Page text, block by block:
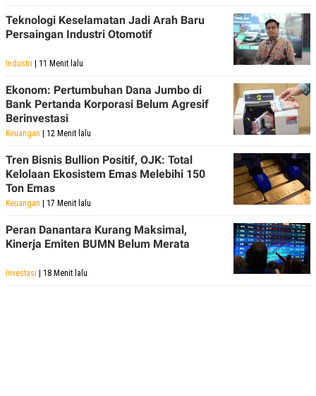
Teknologi Keselamatan Jadi Arah Baru
Persaingan Industri Otomotif
Industri | 11 Menit lalu
Ekonom: Pertumbuhan Dana Jumbo di
Bank Pertanda Korporasi Belum Agresif
Berinvestasi
Keuangan | 12 Menit lalu
Tren Bisnis Bullion Positif, OJK: Total
Kelolaan Ekosistem Emas Melebihi 150
Ton Emas
Keuangan | 17 Menit lalu
Peran Danantara Kurang Maksimal,
Kinerja Emiten BUMN Belum Merata
Investasi | 18 Menit lalu